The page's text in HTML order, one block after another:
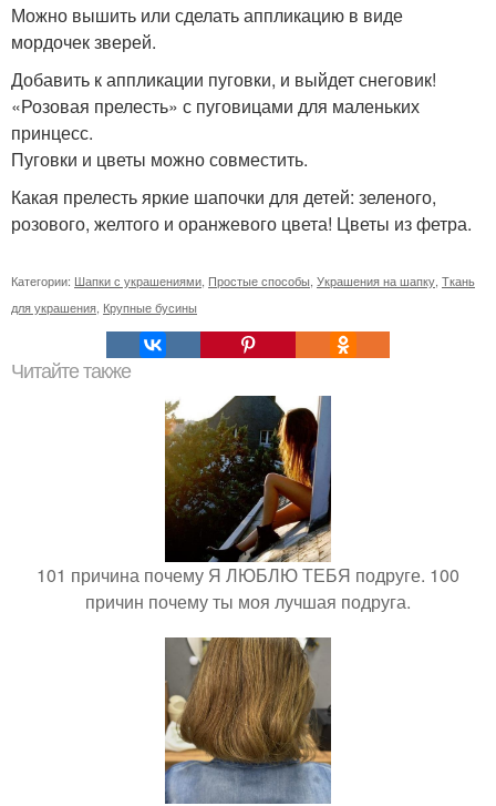
Можно вышить или сделать аппликацию в виде
мордочек зверей.
Добавить к аппликации пуговки, и выйдет снеговик!
«Розовая прелесть» с пуговицами для маленьких
принцесс.
Пуговки и цветы можно совместить.
Какая прелесть яркие шапочки для детей: зеленого,
розового, желтого и оранжевого цвета! Цветы из фетра.
Категории: Шапки с украшениями Простые способы Украшения на шапку Ткань
для украшения Крупные бусины
Читайте также
101 причина почему Я ЛЮБЛЮ ТЕБЯ подруге. 100
причин почему ты моя лучшая подруга.